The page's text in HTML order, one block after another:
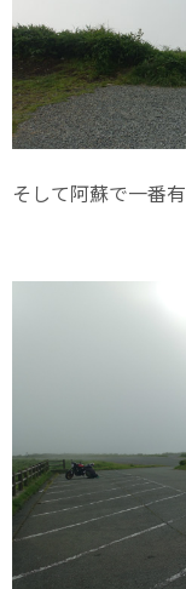
そして阿蘇で一番